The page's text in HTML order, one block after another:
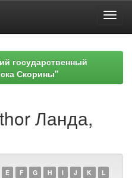
государственный
Скорины"
Ланда,
E F G H I J K
L